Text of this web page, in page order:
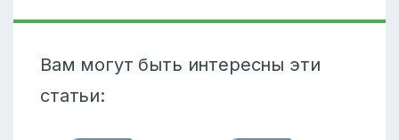
Вам могут быть интересны эти
статьи: